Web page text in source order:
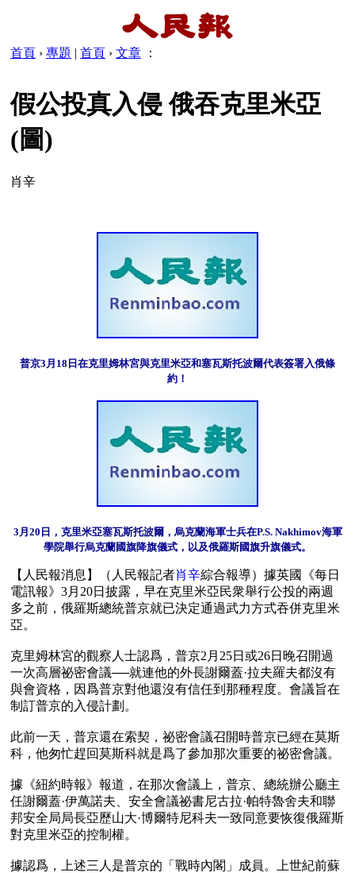
首頁 › 專題 | 首頁 › 文章 ：
假公投真入侵 俄吞克里米亞
(圖)
肖辛
普京3月18日在克里姆林宮與克里米亞和塞瓦斯托波爾代表簽署入俄條
約！
3月20日，克里米亞塞瓦斯托波爾，烏克蘭海軍士兵在P.S. Nakhimov海軍
學院舉行烏克蘭國旗降旗儀式，以及俄羅斯國旗升旗儀式。
【人民報消息】（人民報記者肖辛綜合報導）據英國《每日
電訊報》3月20日披露，早在克里米亞民衆舉行公投的兩週
多之前，俄羅斯總統普京就已決定通過武力方式吞併克里米
亞。
克里姆林宮的觀察人士認爲，普京2月25日或26日晚召開過
一次高層祕密會議──就連他的外長謝爾蓋·拉夫羅夫都沒有
與會資格，因爲普京對他還沒有信任到那種程度。會議旨在
制訂普京的入侵計劃。
此前一天，普京還在索契，祕密會議召開時普京已經在莫斯
科，他匆忙趕回莫斯科就是爲了參加那次重要的祕密會議。
據《紐約時報》報道，在那次會議上，普京、總統辦公廳主
任謝爾蓋·伊萬諾夫、安全會議祕書尼古拉·帕特魯舍夫和聯
邦安全局局長亞歷山大·博爾特尼科夫一致同意要恢復俄羅斯
對克里米亞的控制權。
據認爲，上述三人是普京的「戰時內閣」成員。上世紀前蘇